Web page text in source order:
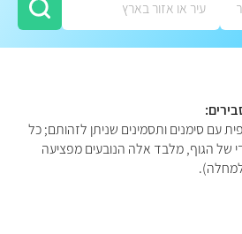
עם סימנים ותסמינים שניתן לזהותם; כל
של הגוף, מלבד אלה הנובעים מפציעה